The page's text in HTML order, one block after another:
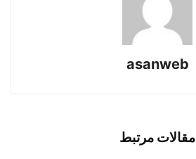
asanweb
مقالات مرتبط